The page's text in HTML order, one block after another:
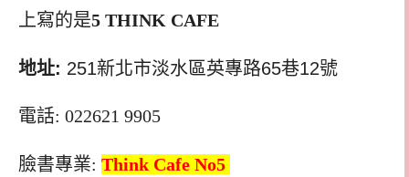
上寫的是5 THINK CAFE
地址: 251新北市淡水區英專路65巷12號
電話: 022621 9905
臉書專業: Think Cafe No5